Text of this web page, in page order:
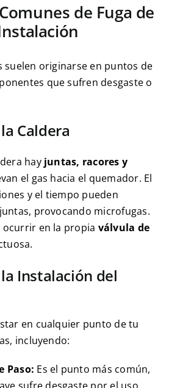
de Fuga de
suelen originarse en puntos de
que sufren desgaste o
Caldera
hay juntas, racores y
el gas hacia el quemador. El
y el tiempo pueden
provocando microfugas.
ocurrir en la propia válvula de
la Instalación del
en cualquier punto de tu
incluyendo:
Paso: Es el punto más común,